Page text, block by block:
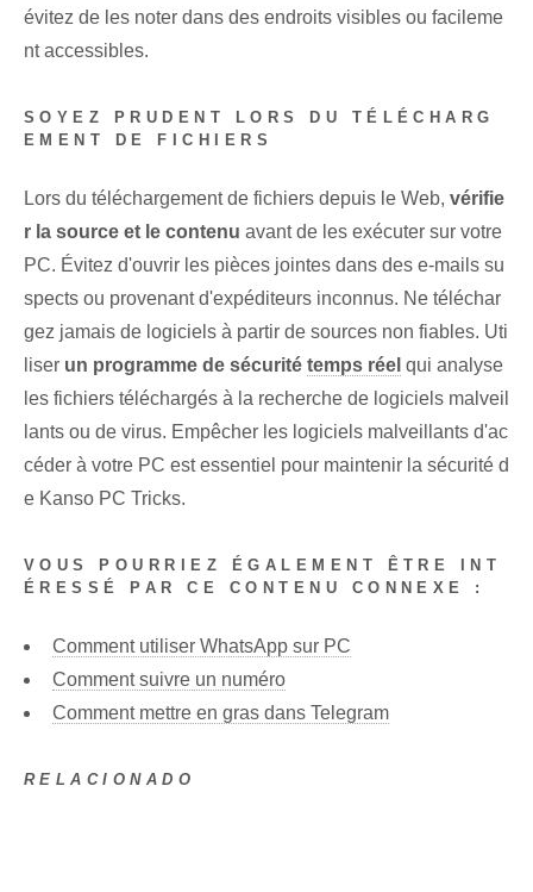
évitez de les noter dans des endroits visibles ou facileme
nt accessibles.
SOYEZ PRUDENT LORS DU TÉLÉCHARG
EMENT DE FICHIERS
Lors du téléchargement de fichiers depuis le Web, vérifie
r la source et le contenu avant de les exécuter sur votre
PC. Évitez d'ouvrir les pièces jointes dans des e-mails su
spects ou provenant d'expéditeurs inconnus. Ne téléchar
gez jamais de logiciels à partir de sources non fiables. Uti
liser un⁢ programme de sécurité temps réel qui analyse
les fichiers téléchargés à la recherche de logiciels malveil
lants ou de virus. Empêcher les logiciels malveillants d'ac
céder à votre PC est essentiel pour maintenir la sécurité d
e Kanso PC Tricks.
VOUS POURRIEZ ÉGALEMENT ÊTRE INT
ÉRESSÉ PAR CE CONTENU CONNEXE :
Comment utiliser WhatsApp sur PC
Comment suivre un numéro
Comment mettre en gras dans Telegram
RELACIONADO